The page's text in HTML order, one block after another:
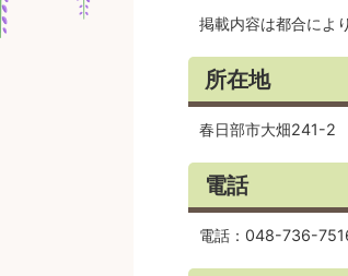
掲載内容は都合によ
所在地
春日部市大畑241-2
電話
電話：048-736-